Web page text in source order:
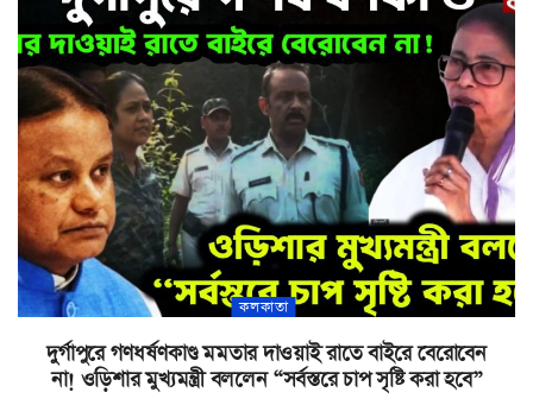
কলকাতা
দুর্গাপুরে গণধর্ষণকাণ্ড মমতার দাওয়াই রাতে বাইরে বেরোবেন
না! ওড়িশার মুখ্যমন্ত্রী বললেন “সর্বস্তরে চাপ সৃষ্টি করা হবে”